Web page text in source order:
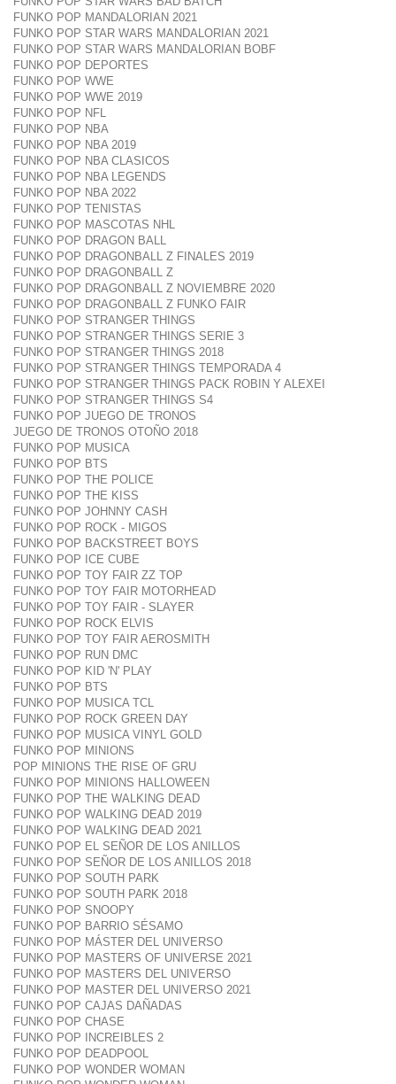
FUNKO POP MANDALORIAN 2021
FUNKO POP STAR WARS MANDALORIAN 2021
FUNKO POP STAR WARS MANDALORIAN BOBF
FUNKO POP DEPORTES
FUNKO POP WWE
FUNKO POP WWE 2019
FUNKO POP NFL
FUNKO POP NBA
FUNKO POP NBA 2019
FUNKO POP NBA CLASICOS
FUNKO POP NBA LEGENDS
FUNKO POP NBA 2022
FUNKO POP TENISTAS
FUNKO POP MASCOTAS NHL
FUNKO POP DRAGON BALL
FUNKO POP DRAGONBALL Z FINALES 2019
FUNKO POP DRAGONBALL Z
FUNKO POP DRAGONBALL Z NOVIEMBRE 2020
FUNKO POP DRAGONBALL Z FUNKO FAIR
FUNKO POP STRANGER THINGS
FUNKO POP STRANGER THINGS SERIE 3
FUNKO POP STRANGER THINGS 2018
FUNKO POP STRANGER THINGS TEMPORADA 4
FUNKO POP STRANGER THINGS PACK ROBIN Y ALEXEI
FUNKO POP STRANGER THINGS S4
FUNKO POP JUEGO DE TRONOS
JUEGO DE TRONOS OTOÑO 2018
FUNKO POP MUSICA
FUNKO POP BTS
FUNKO POP THE POLICE
FUNKO POP THE KISS
FUNKO POP JOHNNY CASH
FUNKO POP ROCK - MIGOS
FUNKO POP BACKSTREET BOYS
FUNKO POP ICE CUBE
FUNKO POP TOY FAIR ZZ TOP
FUNKO POP TOY FAIR MOTORHEAD
FUNKO POP TOY FAIR - SLAYER
FUNKO POP ROCK ELVIS
FUNKO POP TOY FAIR AEROSMITH
FUNKO POP RUN DMC
FUNKO POP KID 'N' PLAY
FUNKO POP BTS
FUNKO POP MUSICA TCL
FUNKO POP ROCK GREEN DAY
FUNKO POP MUSICA VINYL GOLD
FUNKO POP MINIONS
POP MINIONS THE RISE OF GRU
FUNKO POP MINIONS HALLOWEEN
FUNKO POP THE WALKING DEAD
FUNKO POP WALKING DEAD 2019
FUNKO POP WALKING DEAD 2021
FUNKO POP EL SEÑOR DE LOS ANILLOS
FUNKO POP SEÑOR DE LOS ANILLOS 2018
FUNKO POP SOUTH PARK
FUNKO POP SOUTH PARK 2018
FUNKO POP SNOOPY
FUNKO POP BARRIO SÉSAMO
FUNKO POP MÁSTER DEL UNIVERSO
FUNKO POP MASTERS OF UNIVERSE 2021
FUNKO POP MASTERS DEL UNIVERSO
FUNKO POP MASTER DEL UNIVERSO 2021
FUNKO POP CAJAS DAÑADAS
FUNKO POP CHASE
FUNKO POP INCREIBLES 2
FUNKO POP DEADPOOL
FUNKO POP WONDER WOMAN